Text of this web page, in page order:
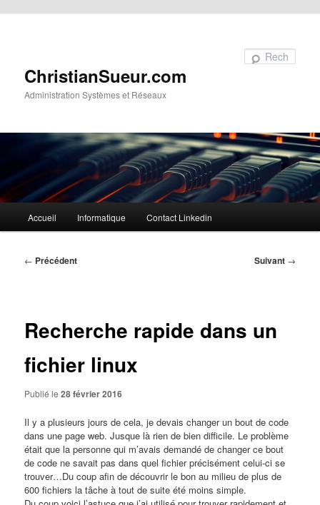
ChristianSueur.com
Administration Systèmes et Réseaux
principalAccueil Informatique Contact Linkedin
Navigation
← Précédent Suivant →
Recherche rapide dans un
fichier linux
Publié le28 février 2016
Il y a plusieurs jours de cela, je devais changer un bout de code
dans une page web. Jusque là rien de bien difficile. Le problème
était que la personne qui m’avais demandé de changer ce bout
de code ne savait pas dans quel fichier précisément celui-ci se
trouver…Du coup afin de découvrir le bon au milieu de plus de
600 fichiers la tâche à tout de suite été moins simple.